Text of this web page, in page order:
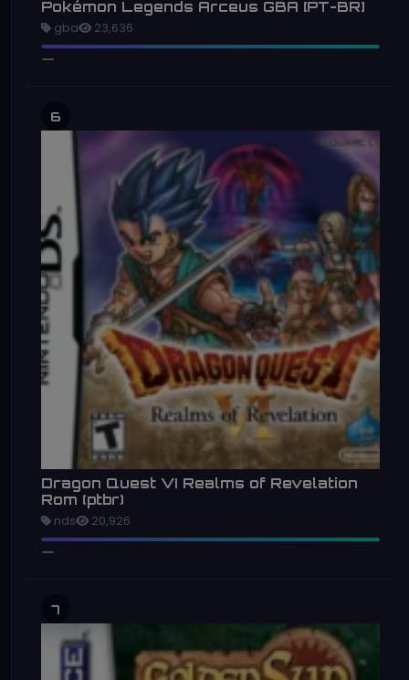
Pokémon Legends Arceus GBA [PT-BR]
gba 23,636
6
Dragon Quest VI Realms of Revelation
Rom (ptbr)
nds 20,926
7